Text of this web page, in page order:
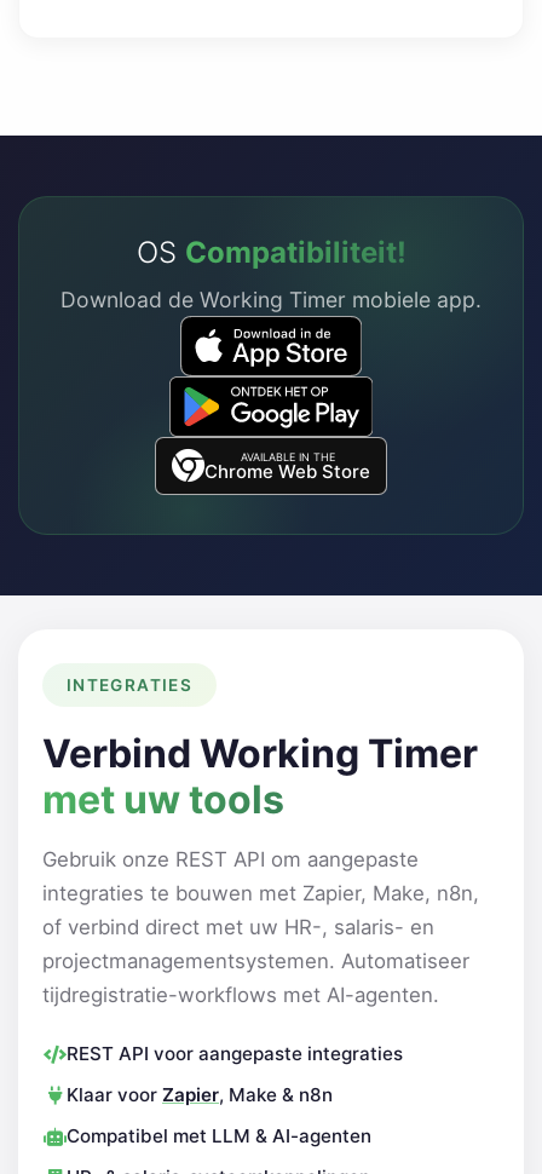
OS Compatibiliteit!
Download de Working Timer mobiele app.
AVAILABLE IN THE
Chrome Web Store
INTEGRATIES
Verbind Working Timer
met uw tools
Gebruik onze REST API om aangepaste
integraties te bouwen met Zapier, Make, n8n,
of verbind direct met uw HR-, salaris- en
projectmanagementsystemen. Automatiseer
tijdregistratie-workflows met AI-agenten.
REST API voor aangepaste integraties
Klaar voor Zapier, Make & n8n
Compatibel met LLM & AI-agenten